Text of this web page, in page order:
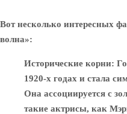
Вот несколько интересных
волна»:
Исторические корни:
1920-х годах и стала
Она ассоциируется с
такие актрисы, как